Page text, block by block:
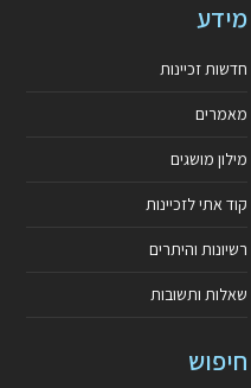
מידע
חדשות זכיינות
מאמרים
מילון מושגים
קוד אתי לזכיינות
רשיונות והיתרים
שאלות ותשובות
חיפוש